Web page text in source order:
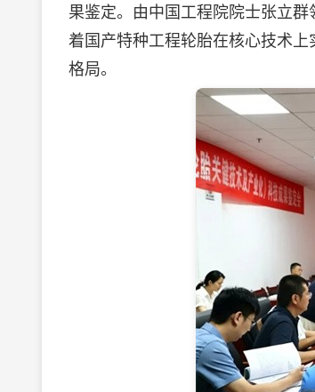
果鉴定。由中国工程院院士张立
着国产特种工程轮胎在核心技术
格局。